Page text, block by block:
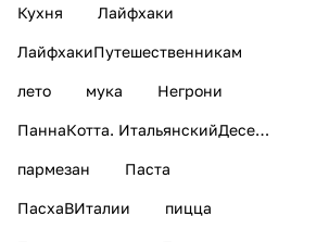
Кухня Лайфхаки
ЛайфхакиПутешественникам
лето мука Негрони
ПаннаКотта. ИтальянскийДесерт
пармезан Паста
ПасхаВИталии пицца